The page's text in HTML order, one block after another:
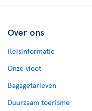
Over ons
Reisinformatie
Onze vloot
Bagagetarieven
Duurzaam toerisme